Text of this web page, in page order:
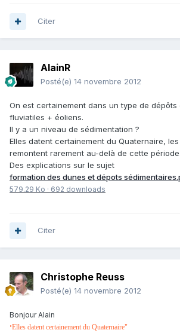
Citer
AlainR
Posté(e) 14 novembre 2012
On est certainement dans un type de
fluviatiles + éoliens.
Il y a un niveau de sédimentation ?
Elles datent certainement du Quaternaire,
remontent rarement au-delà de cette période.
Des explications sur le sujet
formation des dunes et dépots
579.29 Ko · 692 downloads
Citer
Christophe Reuss
Posté(e) 14 novembre 2012
Bonjour Alain
"Elles datent certainement du Quaternaire"